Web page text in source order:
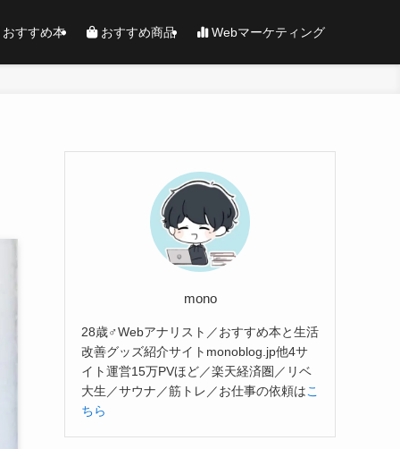
おすすめ本 おすすめ商品 Webマーケティング
mono
28歳♂Webアナリスト／おすすめ本と生活
改善グッズ紹介サイトmonoblog.jp他4サ
イト運営15万PVほど／楽天経済圏／リベ
大生／サウナ／筋トレ／お仕事の依頼はこ
ちら